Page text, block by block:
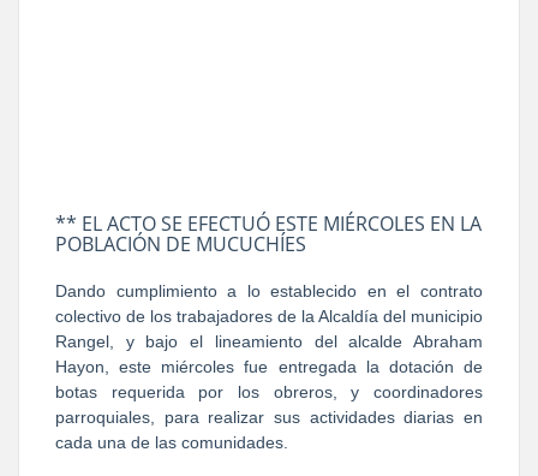
** EL ACTO SE EFECTUÓ ESTE MIÉRCOLES EN LA
POBLACIÓN DE MUCUCHÍES
Dando cumplimiento a lo establecido en el contrato
colectivo de los trabajadores de la Alcaldía del municipio
Rangel, y bajo el lineamiento del alcalde Abraham
Hayon, este miércoles fue entregada la dotación de
botas requerida por los obreros, y coordinadores
parroquiales, para realizar sus actividades diarias en
cada una de las comunidades.